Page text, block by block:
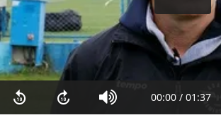
00:00 / 01:37